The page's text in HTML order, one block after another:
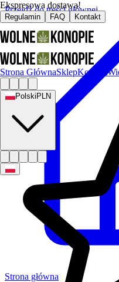
Przejdź do treści głównej
Ekspresowa dostawa!
Regulamin FAQ Kontakt
Strona GłównaSklepKontakt
Polski PLN
Strona główna